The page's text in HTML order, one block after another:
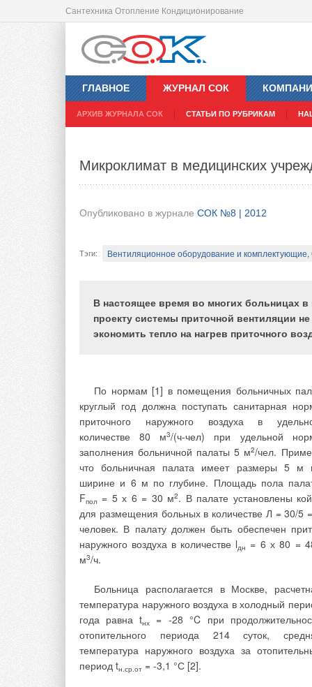
Сантехника Отопление Кондиционирование
ГЛАВНОЕ ЖУРНАЛ СОК
АРХИВ ЖУРНАЛА СОК СТАТЬИ ПО РУБРИКАМ
Микроклимат в медицинских
Опубликовано в журнале СОК №8 | 2012
Тэги: Вентиляционное оборудование и
В настоящее время во многих больницах
проекту системы приточной вентиляции
экономить тепло на нагрев приточного
По нормам [1] в помещения больничных
круглый год должна поступать санитарная
приточного наружного воздуха в
количестве 80 м3/(ч-чел) при удельной
заполнения больничной палаты 5 м2/чел.
что больничная палата имеет размеры 5 м
ширине и 6 м по глубине. Площадь пола
Fпол = 5 х 6 = 30 м2. В палате установлены
для размещения больных в количестве Л = 30/5
человек. В палату должен быть обеспечен
наружного воздуха в количестве lдн = 6 х 80 =
м3/ч.
Больница располагается в Москве,
температура наружного воздуха в холодный
года равна tнх
= -28 °C при
отопительного периода 214 суток,
температура наружного воздуха за
период tн.ср.от = -3,1 °С [2].
О выборе метода очистки воды
Опубликовано в журнале СОК №8 | 2012
Тэги: Смесители, аксессуары Водоподготовка,
Рассмотрены варианты аппаратурного
Обеспечение населения питьевой
соответствующего качества лежит в
реализации национальных проектов и
к которым относятся детские сады,
больницы, дома отдыха, а также
населенные пункты и производственные
Характерным для таких объектов
необходимость установки устройств
водоочистки производительностью 1-20 м3/ч.
В настоящее время в ряде регионов
состояние питьевого водоснабжения
оказывать неблагоприятное влияние на
здоровья населения. Основными
неудовлетворительного водоснабжения
водоснабжения, дефицит мощностей
водоочистки и обеззараживания
неудовлетворительное
распределительных сетей и отдаленность
сооружений от потребителей.